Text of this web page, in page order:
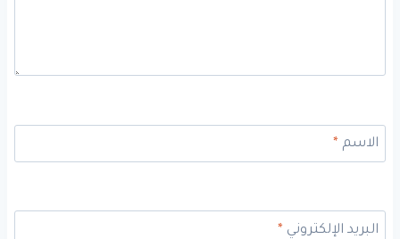
الاسم*
البريد الإلكتروني*